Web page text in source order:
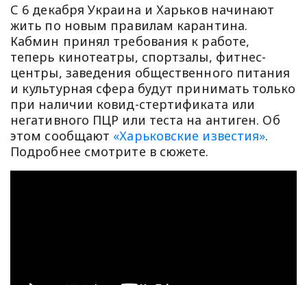
С 6 декабря Украина и Харьков начинают
жить по новым правилам карантина.
Кабмин принял требования к работе,
теперь кинотеатры, спортзалы, фитнес-
центры, заведения общественного питания
и культурная сфера будут принимать только
при наличии ковид-стертификата или
негативного ПЦР или теста на антиген. Об
этом сообщают «Харьковские известия».
Подробнее смотрите в сюжете.